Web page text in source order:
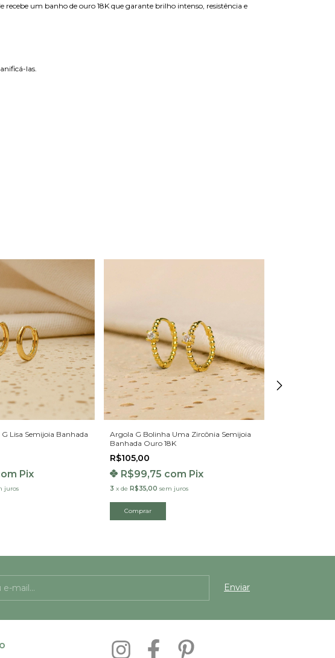
um banho de ouro 18K que garante brilho intenso, resistência e
mar e piscina, isso também pode danificá-las.
Lisa Semijoia Banhada
Pix
juros
Argola G Bolinha Uma Zircônia Semijoia
Banhada Ouro 18K
R$105,00
R$99,75 com Pix
3 x de R$35,00 sem juros